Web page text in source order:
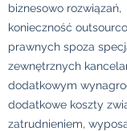
biznesowo rozwiązań,
konieczność
prawnych spoza
zewnętrznych
dodatkowym
dodatkowe koszty
zatrudnieniem,